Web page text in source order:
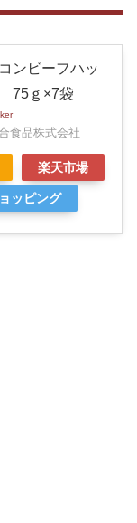
ンビーフハッ
75ｇ×7袋
食品株式会社
楽天市場
ッピング